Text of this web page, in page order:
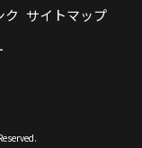
ク サイトマップ